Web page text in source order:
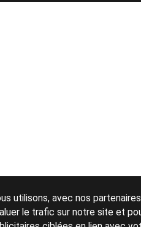
utilisons, avec nos
le trafic sur notre site et